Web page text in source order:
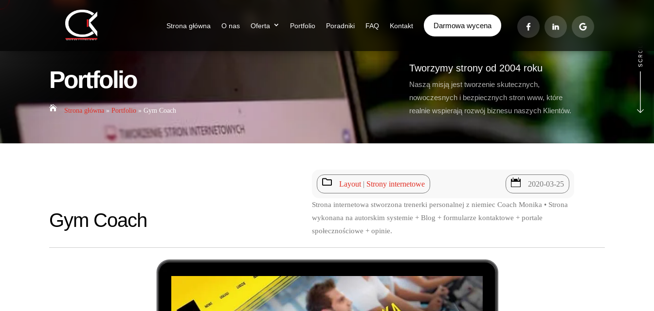
Strona główna O nas Oferta Portfolio Poradniki FAQ Kontakt Darmowa wycena
Portfolio
 Strona główna» Portfolio» Gym Coach
Tworzymy strony od 2004 roku
Naszą misją jest tworzenie skutecznych,
nowoczesnych i bezpiecznych stron www, które
realnie wspierają rozwój biznesu naszych Klientów.
Gym Coach
 Layout| Strony internetowe  2020-03-25
Strona internetowa stworzona trenerki personalnej z niemiec Coach Monika • Strona
wykonana na autorskim systemie + Blog + formularze kontaktowe + portale
społecznościowe + opinie.